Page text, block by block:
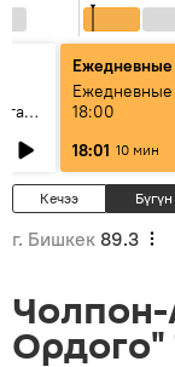
Ежедневные
Ежедневные
18:00
18:01 10 мин
Кечээ Бүгүн
г. Бишкек 89.3